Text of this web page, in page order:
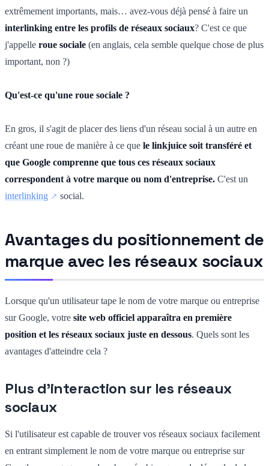
extrêmement importants, mais… avez-vous déjà pensé à faire un
interlinking entre les profils de réseaux sociaux? C'est ce que
j'appelle roue sociale (en anglais, cela semble quelque chose de plus
important, non ?)
Qu'est-ce qu'une roue sociale ?
En gros, il s'agit de placer des liens d'un réseau social à un autre en
créant une roue de manière à ce que le linkjuice soit transféré et
que Google comprenne que tous ces réseaux sociaux
correspondent à votre marque ou nom d'entreprise. C'est un
interlinking
social.
Avantages du positionnement de
marque avec les réseaux sociaux
Lorsque qu'un utilisateur tape le nom de votre marque ou entreprise
sur Google, votre site web officiel apparaîtra en première
position et les réseaux sociaux juste en dessous. Quels sont les
avantages d'atteindre cela ?
Plus d'interaction sur les réseaux
sociaux
Si l'utilisateur est capable de trouver vos réseaux sociaux facilement
en entrant simplement le nom de votre marque ou entreprise sur